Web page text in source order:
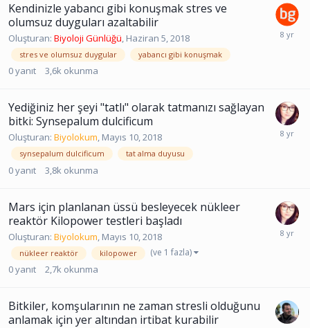
Kendinizle yabancı gibi konuşmak stres ve
olumsuz duyguları azaltabilir
Oluşturan: Biyoloji Günlüğü, Haziran 5, 2018
stres ve olumsuz duygular yabancı gibi konuşmak
0yanıt 3,6k okunma
Yediğiniz her şeyi "tatlı" olarak tatmanızı sağlayan
bitki: Synsepalum dulcificum
Oluşturan: Biyolokum, Mayıs 10, 2018
synsepalum dulcificum tat alma duyusu
0yanıt 3,8k okunma
Mars için planlanan üssü besleyecek nükleer
reaktör Kilopower testleri başladı
Oluşturan: Biyolokum Mayıs 10, 2018
nükleer reaktör kilopower (ve 1 fazla)
0yanıt 2,7k okunma
Bitkiler, komşularının ne zaman stresli olduğunu
anlamak için yer altından irtibat kurabilir